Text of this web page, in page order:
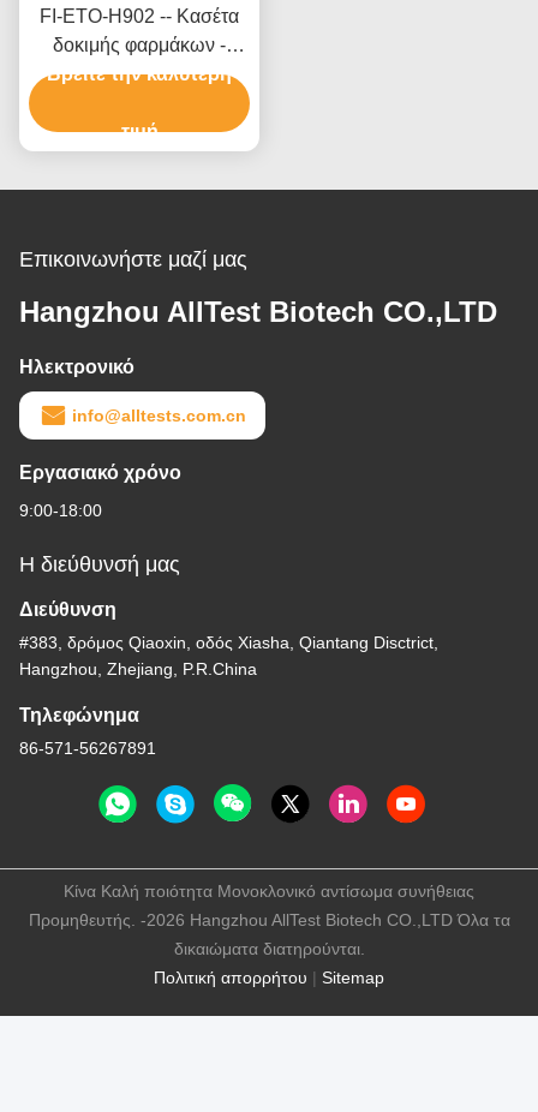
FI-ETO-H902 -- Κασέτα
δοκιμής φαρμάκων -
Etomidate (ETO) ((Hair)
Βρείτε την καλύτερη
τιμή
Επικοινωνήστε μαζί μας
Hangzhou AllTest Biotech CO.,LTD
Ηλεκτρονικό
info@alltests.com.cn
Εργασιακό χρόνο
9:00-18:00
Η διεύθυνσή μας
Διεύθυνση
#383, δρόμος Qiaoxin, οδός Xiasha, Qiantang Disctrict,
Hangzhou, Zhejiang, P.R.China
Τηλεφώνημα
86-571-56267891
Πολιτική απορρήτου | Sitemap
Κίνα Καλή ποιότητα Μονοκλονικό αντίσωμα συνήθειας
Προμηθευτής. -2026 Hangzhou AllTest Biotech CO.,LTD Όλα τα
δικαιώματα διατηρούνται.